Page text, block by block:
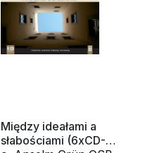
Między ideałami a
słabościami (6xCD-